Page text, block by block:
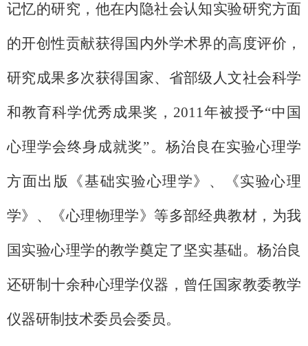
记忆的研究，他在内隐社会认知实验研究方面
的开创性贡献获得国内外学术界的高度评价，
研究成果多次获得国家、省部级人文社会科学
和教育科学优秀成果奖，2011年被授予“中国
心理学会终身成就奖”。杨治良在实验心理学
方面出版《基础实验心理学》、《实验心理
学》、《心理物理学》等多部经典教材，为我
国实验心理学的教学奠定了坚实基础。杨治良
还研制十余种心理学仪器，曾任国家教委教学
仪器研制技术委员会委员。